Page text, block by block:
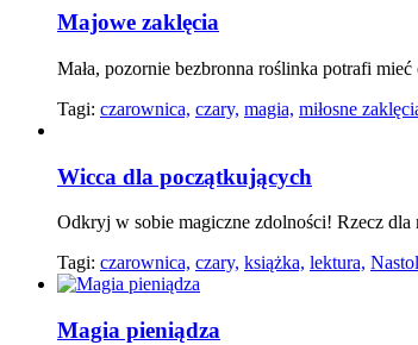
Majowe zaklęcia
Mała, pozornie bezbronna roślinka potrafi
Tagi: czarownica, czary, magia, miłosne
Wicca dla początkujących
Odkryj w sobie magiczne zdolności! Rzecz
Tagi: czarownica, czary, książka, lektura,
Magia pieniądza